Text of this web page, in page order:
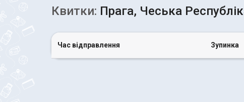
Квитки: Прага, Чеська
Час відправлення Зупинка